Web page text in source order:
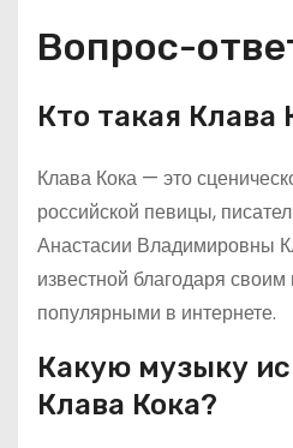
Вопрос-
Кто такая Клава
Клава Кока — это
российской певицы,
Анастасии Владимировны
известной благодаря
популярными в интернете.
Какую музыку
Клава Кока?